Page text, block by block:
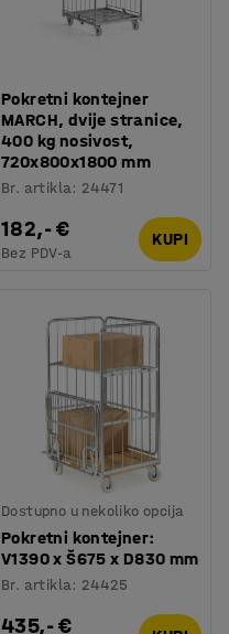
Pokretni kontejner
MARCH, dvije stranice,
400 kg nosivost,
720x800x1800 mm
Br. artikla: 24471
182,- €
Bez PDV-a
KUPI
Dostupno u nekoliko opcija
Pokretni kontejner:
V1390 x Š675 x D830 mm
Br. artikla: 24425
435,- €